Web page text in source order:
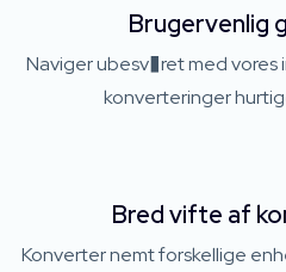
Brugervenlig
Naviger ubesv�ret med
konverteringer
Bred vifte af
Konverter nemt forskellige